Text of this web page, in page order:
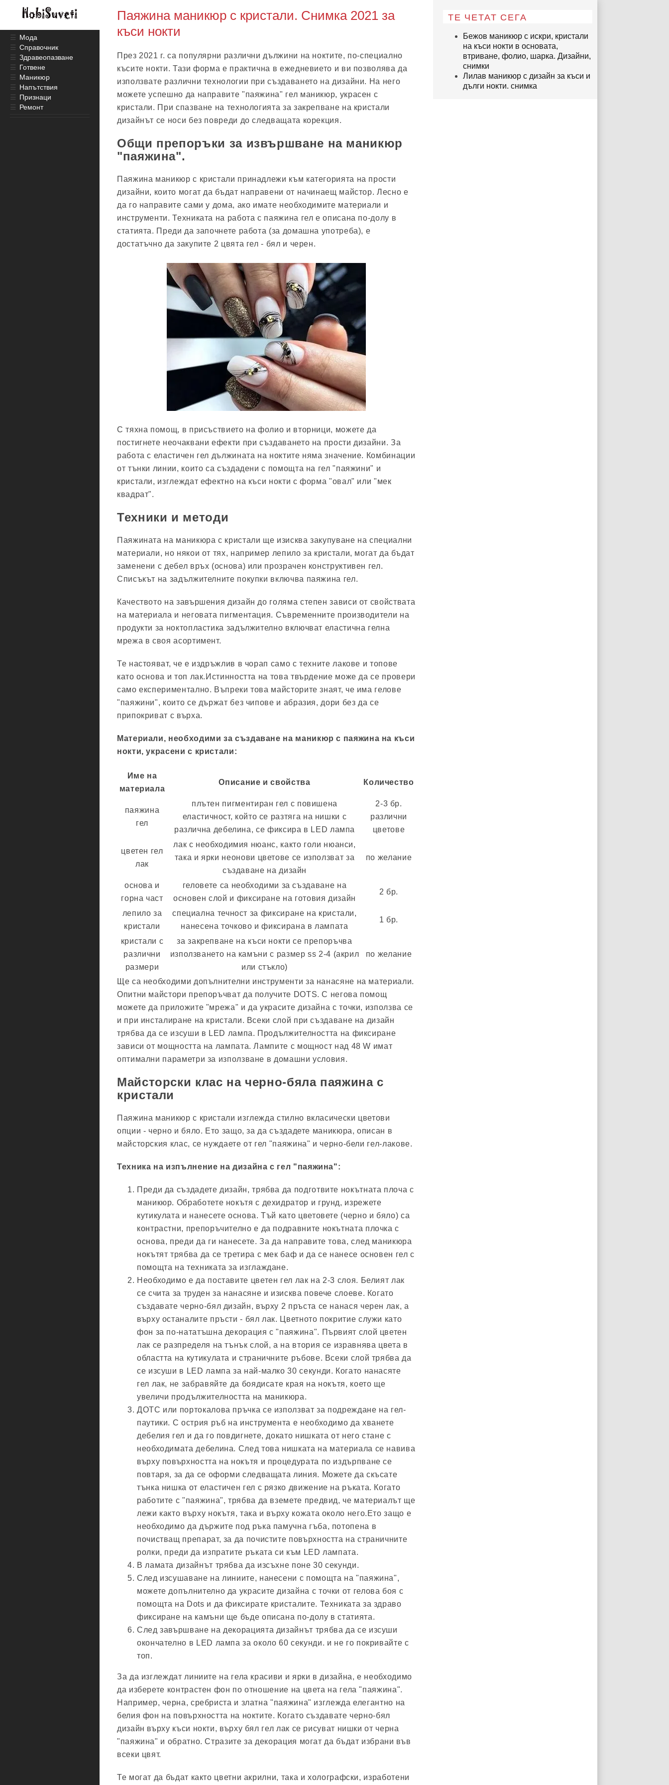
Паяжина маникюр с кристали. Снимка 2021 за
къси нокти
През 2021 г. са популярни различни дължини на ноктите, по-специално
късите нокти. Тази форма е практична в ежедневието и ви позволява да
използвате различни технологии при създаването на дизайни. На него
можете успешно да направите "паяжина" гел маникюр, украсен с
кристали. При спазване на технологията за закрепване на кристали
дизайнът се носи без повреди до следващата корекция.
Общи препоръки за извършване на маникюр
"паяжина".
Паяжина маникюр с кристали принадлежи към категорията на прости
дизайни, които могат да бъдат направени от начинаещ майстор. Лесно е
да го направите сами у дома, ако имате необходимите материали и
инструменти. Техниката на работа с паяжина гел е описана по-долу в
статията. Преди да започнете работа (за домашна употреба), е
достатъчно да закупите 2 цвята гел - бял и черен.
С тяхна помощ, в присъствието на фолио и вторници, можете да
постигнете неочаквани ефекти при създаването на прости дизайни. За
работа с еластичен гел дължината на ноктите няма значение. Комбинации
от тънки линии, които са създадени с помощта на гел "паяжини" и
кристали, изглеждат ефектно на къси нокти с форма "овал" или "мек
квадрат".
Техники и методи
Паяжината на маникюра с кристали ще изисква закупуване на специални
материали, но някои от тях, например лепило за кристали, могат да бъдат
заменени с дебел връх (основа) или прозрачен конструктивен гел.
Списъкът на задължителните покупки включва паяжина гел.
Качеството на завършения дизайн до голяма степен зависи от свойствата
на материала и неговата пигментация. Съвременните производители на
продукти за ноктопластика задължително включват еластична гелна
мрежа в своя асортимент.
Те настояват, че е издръжлив в чорап само с техните лакове и топове
като основа и топ лак.Истинността на това твърдение може да се провери
само експериментално. Въпреки това майсторите знаят, че има гелове
"паяжини", които се държат без чипове и абразия, дори без да се
припокриват с върха.
Материали, необходими за създаване на маникюр с паяжина на къси
нокти, украсени с кристали:
Име на
материала
Описание и свойства Количество
паяжина
гел
плътен пигментиран гел с повишена
еластичност, който се разтяга на нишки с
различна дебелина, се фиксира в LED лампа
2-3 бр.
различни
цветове
цветен гел
лак
лак с необходимия нюанс, както голи нюанси,
така и ярки неонови цветове се използват за
създаване на дизайн
по желание
основа и
горна част
геловете са необходими за създаване на
основен слой и фиксиране на готовия дизайн
2 бр.
лепило за
кристали
специална течност за фиксиране на кристали,
нанесена точково и фиксирана в лампата
1 бр.
кристали с
различни
размери
за закрепване на къси нокти се препоръчва
използването на камъни с размер ss 2-4 (акрил
или стъкло)
по желание
Ще са необходими допълнителни инструменти за нанасяне на материали.
Опитни майстори препоръчват да получите DOTS. С негова помощ
можете да приложите "мрежа" и да украсите дизайна с точки, използва се
и при инсталиране на кристали. Всеки слой при създаване на дизайн
трябва да се изсуши в LED лампа. Продължителността на фиксиране
зависи от мощността на лампата. Лампите с мощност над 48 W имат
оптимални параметри за използване в домашни условия.
Майсторски клас на черно-бяла паяжина с
кристали
Паяжина маникюр с кристали изглежда стилно вкласически цветови
опции - черно и бяло. Ето защо, за да създадете маникюра, описан в
майсторския клас, се нуждаете от гел "паяжина" и черно-бели гел-лакове.
Техника на изпълнение на дизайна с гел "паяжина":
Преди да създадете дизайн, трябва да подготвите нокътната плоча с
маникюр. Обработете нокътя с дехидратор и грунд, изрежете
кутикулата и нанесете основа. Тъй като цветовете (черно и бяло) са
контрастни, препоръчително е да подравните нокътната плочка с
основа, преди да ги нанесете. За да направите това, след маникюра
нокътят трябва да се третира с мек баф и да се нанесе основен гел с
помощта на техниката за изглаждане.
Необходимо е да поставите цветен гел лак на 2-3 слоя. Белият лак
се счита за труден за нанасяне и изисква повече слоеве. Когато
създавате черно-бял дизайн, върху 2 пръста се нанася черен лак, а
върху останалите пръсти - бял лак. Цветното покритие служи като
фон за по-нататъшна декорация с "паяжина". Първият слой цветен
лак се разпределя на тънък слой, а на втория се изравнява цвета в
областта на кутикулата и страничните ръбове. Всеки слой трябва да
се изсуши в LED лампа за най-малко 30 секунди. Когато нанасяте
гел лак, не забравяйте да боядисате края на нокътя, което ще
увеличи продължителността на маникюра.
ДОТС или портокалова пръчка се използват за подреждане на гел-
паутики. С острия ръб на инструмента е необходимо да хванете
дебелия гел и да го повдигнете, докато нишката от него стане с
необходимата дебелина. След това нишката на материала се навива
върху повърхността на нокътя и процедурата по издърпване се
повтаря, за да се оформи следващата линия. Можете да скъсате
тънка нишка от еластичен гел с рязко движение на ръката. Когато
работите с "паяжина", трябва да вземете предвид, че материалът ще
лежи както върху нокътя, така и върху кожата около него.Ето защо е
необходимо да държите под ръка памучна гъба, потопена в
почистващ препарат, за да почистите повърхността на страничните
ролки, преди да изпратите ръката си към LED лампата.
В ламата дизайнът трябва да изсъхне поне 30 секунди.
След изсушаване на линиите, нанесени с помощта на "паяжина",
можете допълнително да украсите дизайна с точки от гелова боя с
помощта на Dots и да фиксирате кристалите. Техниката за здраво
фиксиране на камъни ще бъде описана по-долу в статията.
След завършване на декорацията дизайнът трябва да се изсуши
окончателно в LED лампа за около 60 секунди. и не го покривайте с
топ.
За да изглеждат линиите на гела красиви и ярки в дизайна, е необходимо
да изберете контрастен фон по отношение на цвета на гела "паяжина".
Например, черна, сребриста и златна "паяжина" изглежда елегантно на
белия фон на повърхността на ноктите. Когато създавате черно-бял
дизайн върху къси нокти, върху бял гел лак се рисуват нишки от черна
"паяжина" и обратно. Стразите за декорация могат да бъдат избрани във
всеки цвят.
Те могат да бъдат както цветни акрилни, така и холографски, изработени
ТЕ ЧЕТАТ СЕГА
Бежов маникюр с искри, кристали
на къси нокти в основата,
втриване, фолио, шарка. Дизайни,
снимки
Лилав маникюр с дизайн за къси и
дълги нокти. снимка
☰ Мода
☰ Справочник
☰ Здравеопазване
☰ Готвене
☰ Маникюр
☰ Напътствия
☰ Признаци
☰ Ремонт